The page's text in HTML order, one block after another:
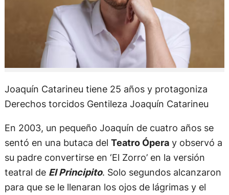
Joaquín Catarineu tiene 25 años y protagoniza
Derechos torcidos Gentileza Joaquín Catarineu
En 2003, un pequeño Joaquín de cuatro años se
sentó en una butaca del Teatro Óperay observó a
su padre convertirse en ‘El Zorro’ en la versión
teatral de El Principito. Solo segundos alcanzaron
para que se le llenaran los ojos de lágrimas y el